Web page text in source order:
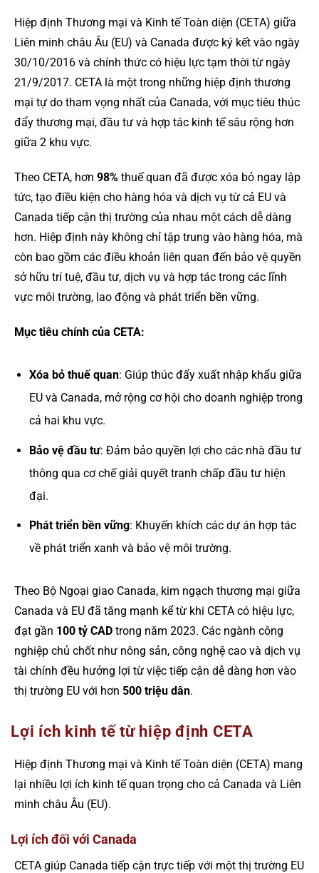
Hiệp định Thương mại và Kinh tế Toàn diện (CETA) giữa
Liên minh châu Âu (EU) và Canada được ký kết vào ngày
30/10/2016 và chính thức có hiệu lực tạm thời từ ngày
21/9/2017. CETA là một trong những hiệp định thương
mại tự do tham vọng nhất của Canada, với mục tiêu thúc
đẩy thương mại, đầu tư và hợp tác kinh tế sâu rộng hơn
giữa 2 khu vực.
Theo CETA, hơn 98% thuế quan đã được xóa bỏ ngay lập
tức, tạo điều kiện cho hàng hóa và dịch vụ từ cả EU và
Canada tiếp cận thị trường của nhau một cách dễ dàng
hơn. Hiệp định này không chỉ tập trung vào hàng hóa, mà
còn bao gồm các điều khoản liên quan đến bảo vệ quyền
sở hữu trí tuệ, đầu tư, dịch vụ và hợp tác trong các lĩnh
vực môi trường, lao động và phát triển bền vững.
Mục tiêu chính của CETA:
Xóa bỏ thuế quan: Giúp thúc đẩy xuất nhập khẩu giữa
EU và Canada, mở rộng cơ hội cho doanh nghiệp trong
cả hai khu vực.
Bảo vệ đầu tư: Đảm bảo quyền lợi cho các nhà đầu tư
thông qua cơ chế giải quyết tranh chấp đầu tư hiện
đại.
Phát triển bền vững: Khuyến khích các dự án hợp tác
về phát triển xanh và bảo vệ môi trường.
Theo Bộ Ngoại giao Canada, kim ngạch thương mại giữa
Canada và EU đã tăng mạnh kể từ khi CETA có hiệu lực,
đạt gần 100 tỷ CAD trong năm 2023. Các ngành công
nghiệp chủ chốt như nông sản, công nghệ cao và dịch vụ
tài chính đều hưởng lợi từ việc tiếp cận dễ dàng hơn vào
thị trường EU với hơn 500 triệu dân.
Lợi ích kinh tế từ hiệp định CETA
Hiệp định Thương mại và Kinh tế Toàn diện (CETA) mang
lại nhiều lợi ích kinh tế quan trọng cho cả Canada và Liên
minh châu Âu (EU).
Lợi ích đối với Canada
CETA giúp Canada tiếp cận trực tiếp với một thị trường EU